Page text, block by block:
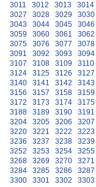
3011
3012 3013 3014
3027
3028 3029 3030
3043
3044 3045 3046
3059
3060 3061 3062
3075
3076 3077 3078
3091
3092 3093 3094
3107
3108 3109 3110
3124
3125 3126 3127
3140
3141 3142 3143
3156
3157 3158 3159
3172
3173 3174 3175
3188
3189 3190 3191
3204
3205 3206 3207
3220
3221 3222 3223
3236
3237 3238 3239
3252
3253 3254 3255
3268
3269 3270 3271
3284
3285 3286 3287
3300
3301 3302 3303